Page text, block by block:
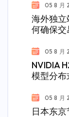
05 8 月
海外独立
何确保交
05 8 月
NVIDIA
模型分布
05 8 月
日本东